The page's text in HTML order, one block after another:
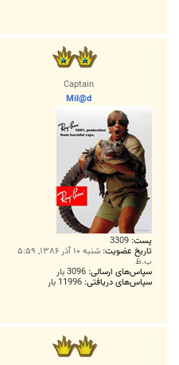
Captain
Mil@d
پست: 3309
تاریخ عضویت: شنبه ۱۰ آذر ۱۳۸۶, ۵:۵۹
ب.ظ
سپاس‌های ارسالی: 3096 بار
سپاس‌های دریافتی: 11996 بار